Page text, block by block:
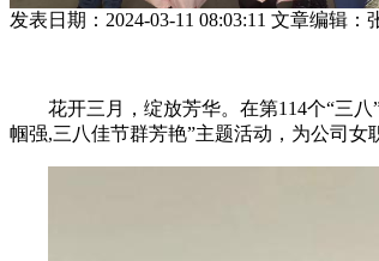
发表日期： 2024-03-11 08:03:11 文章编辑：
花开三月，绽放芳华。在第114个“三
帼强,三八佳节群芳艳”主题活动，为公司女